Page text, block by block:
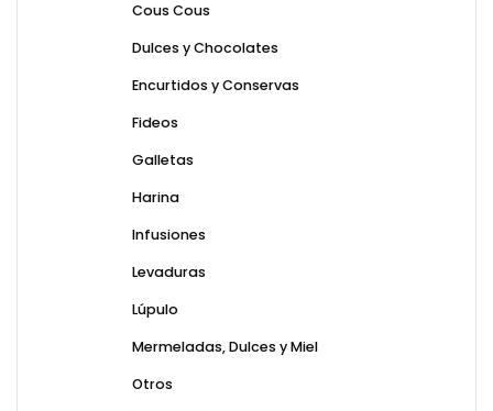
Cous Cous
Dulces y Chocolates
Encurtidos y Conservas
Fideos
Galletas
Harina
Infusiones
Levaduras
Lúpulo
Mermeladas, Dulces y Miel
Otros